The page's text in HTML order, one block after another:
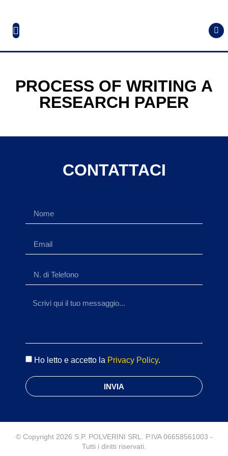
PROCESS OF WRITING A
RESEARCH PAPER
CONTATTACI
Ho letto e accetto la Privacy Policy.
INVIA
© Copyright 2026 S.P. POLVERINI SRL. P.IVA 06658561003 -
Tutti i diritti riservati.